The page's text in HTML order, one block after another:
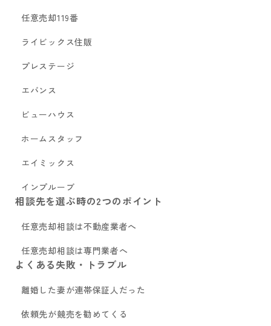
任意売却119番
ライビックス住販
プレステージ
エバンス
ビューハウス
ホームスタッフ
エイミックス
インプルーブ
相談先を選ぶ時の2つのポイント
任意売却相談は不動産業者へ
任意売却相談は専門業者へ
よくある失敗・トラブル
離婚した妻が連帯保証人だった
依頼先が競売を勧めてくる